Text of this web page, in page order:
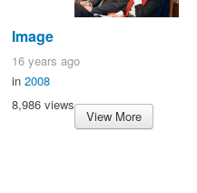
Image
16 years ago
in 2008
8,986 views
View More